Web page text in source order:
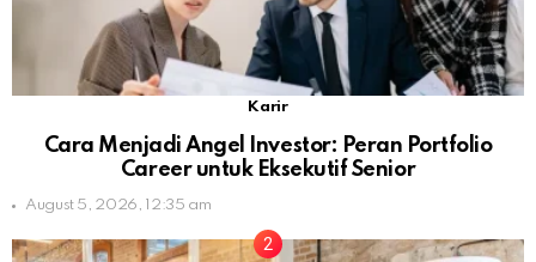
Karir
Cara Menjadi Angel Investor: Peran Portfolio
Career untuk Eksekutif Senior
August 5, 2026, 12:35 am